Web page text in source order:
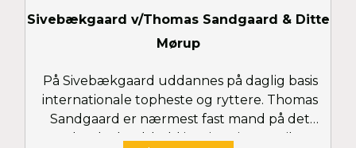
Sivebækgaard v/Thomas Sandgaard & Ditte
Mørup
På Sivebækgaard uddannes på daglig basis
internationale topheste og ryttere. Thomas
Sandgaard er nærmest fast mand på det
danske landshold i springning og til